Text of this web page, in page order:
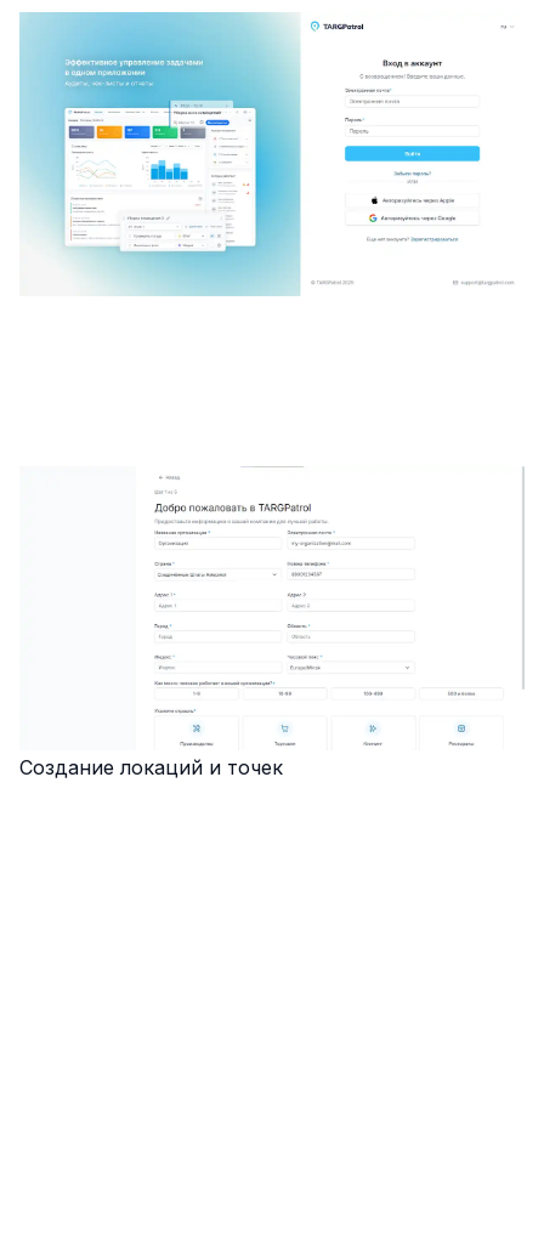
Создание локаций и точек